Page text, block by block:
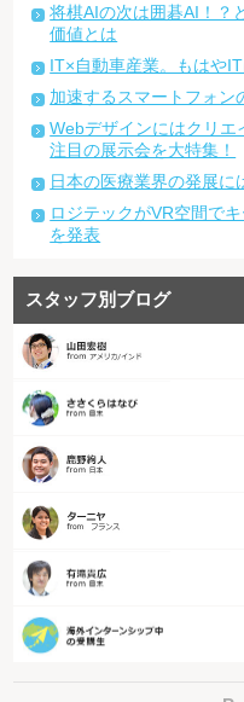
将棋AIの次は囲碁AI！？
価値とは
IT×自動車産業。もはや
加速するスマートフォン
Webデザインにはクリエ
注目の展示会を大特集！
日本の医療業界の発展に
ロジテックがVR空間で
を発表
スタッフ別ブログ